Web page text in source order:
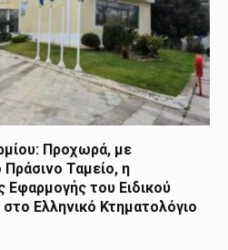
Προχωρά, με
Ταμείο, η
Εφαρμογής του Ειδικού
Ελληνικό Κτηματολόγιο